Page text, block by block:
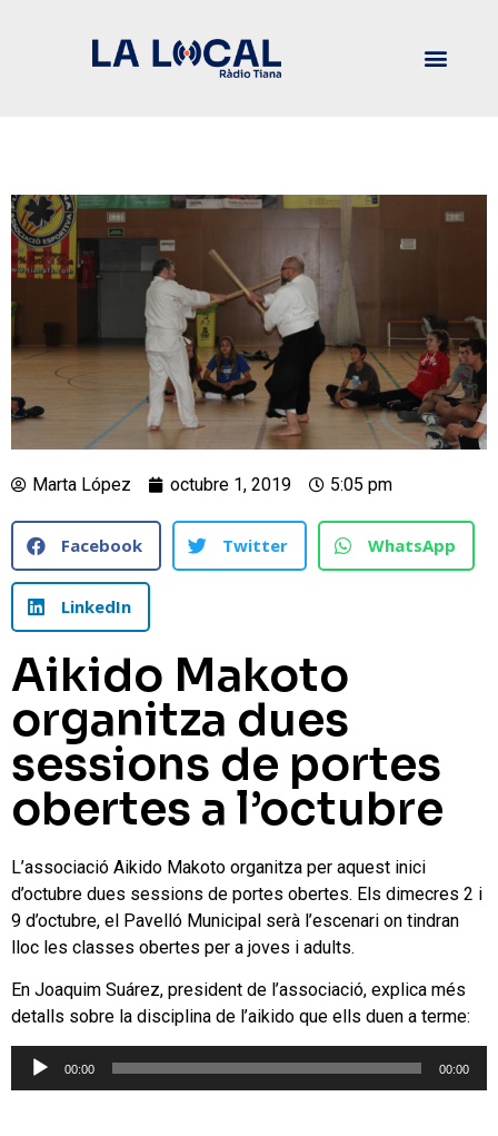
Marta López octubre 1, 2019 5:05 pm
Facebook Twitter WhatsApp
LinkedIn
Aikido Makoto
organitza dues
sessions de portes
obertes a l’octubre
L’associació Aikido Makoto organitza per aquest inici
d’octubre dues sessions de portes obertes. Els dimecres 2 i
9 d’octubre, el Pavelló Municipal serà l’escenari on tindran
lloc les classes obertes per a joves i adults.
En Joaquim Suárez, president de l’associació, explica més
detalls sobre la disciplina de l’aikido que ells duen a terme:
Reproductor
00:00 00:00